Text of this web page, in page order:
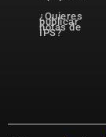
¿Quieres
publicar
notas de
IPS?